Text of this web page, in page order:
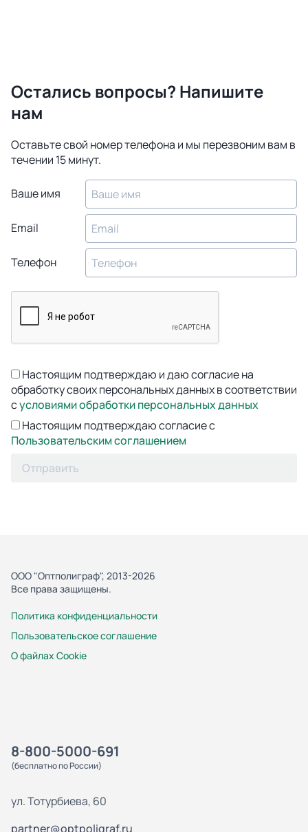
Остались вопросы? Напишите
нам
Оставьте свой номер телефона и мы перезвоним вам в
течении 15 минут.
Ваше имя
Email
Телефон
Настоящим подтверждаю и даю согласие на
обработку своих персональных данных в соответствии
сусловиями обработки персональных данных
Настоящим подтверждаю согласие с
Пользовательским соглашением
Отправить
ООО "Оптполиграф", 2013-2026
Все права защищены.
Политика конфиденциальности
Пользовательское соглашение
О файлах Cookie
8-800-5000-691
(бесплатно по России)
ул. Тотурбиева, 60
partner@optpoligraf.ru